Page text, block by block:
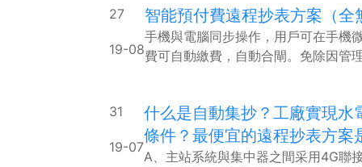
27
19-08
智能預付費遠程抄表方案（全
手機與電腦同步操作，用戶可在手機
費可自動繳費，自動合閘。免除因管
31
19-07
什么是自動集抄？工廠實現水
條件？最便宜的遠程抄表方案
A、主站系統與集中器之間采用4G聯